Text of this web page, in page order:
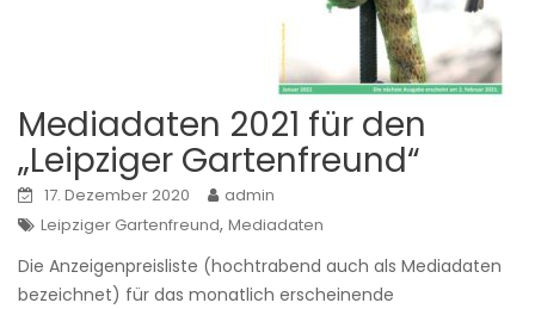
Mediadaten 2021 für den
„Leipziger Gartenfreund“
17. Dezember 2020
admin
Leipziger Gartenfreund, Mediadaten
Die Anzeigenpreisliste (hochtrabend auch als Mediadaten
bezeichnet) für das monatlich erscheinende